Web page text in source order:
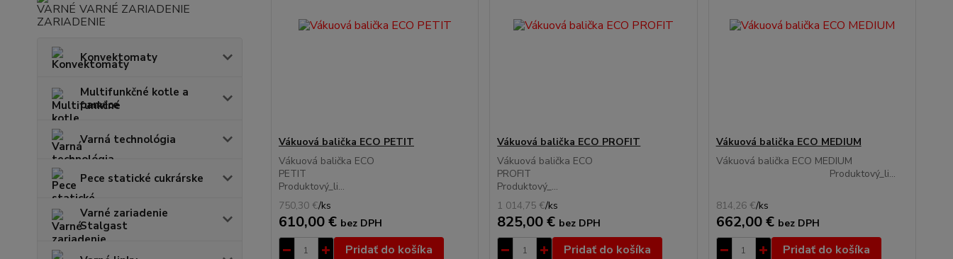
VARNÉ ZARIADENIE
Konvektomaty
Multifunkčné kotle a
panvice
Varná technológia
Pece statické cukrárske
Varné zariadenie
Stalgast
Vákuová balička ECO PETIT
Vákuová balička ECO
PETIT
Produktový_li...
750,30 €/ks
610,00 € bez DPH
Pridať do košíka
Vákuová balička ECO PROFIT
Vákuová balička ECO
PROFIT
Produktový_...
1 014,75 €/ks
825,00 € bez DPH
Pridať do košíka
Vákuová balička ECO MEDIUM
Vákuová balička ECO MEDIUM
Produktový_li...
814,26 €/ks
662,00 € bez DPH
Pridať do košíka